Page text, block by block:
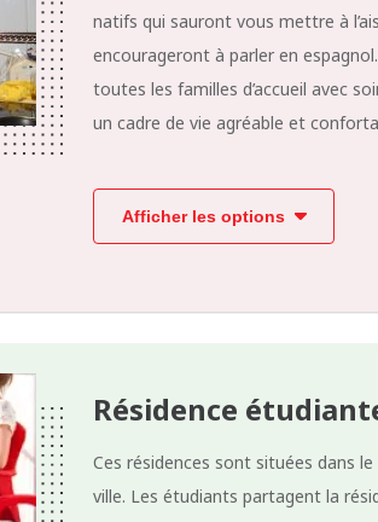
natifs qui sauront vous mettre à
encourageront à parler en
toutes les familles d’accueil avec
un cadre de vie agréable et
Afficher les options
Résidence
Ces résidences sont situées dans
ville. Les étudiants partagent la